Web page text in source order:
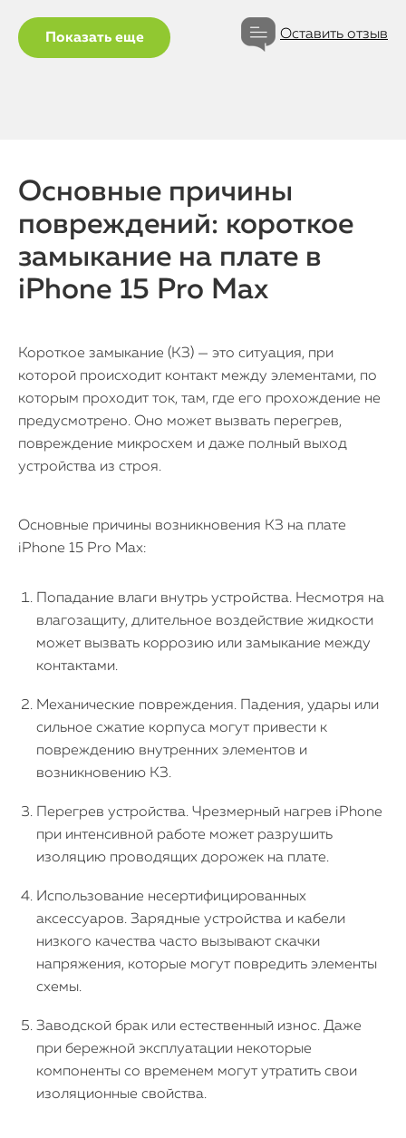
Показать еще Оставить отзыв
Основные причины
повреждений: короткое
замыкание на плате в
iPhone 15 Pro Max
Короткое замыкание (КЗ) — это ситуация, при
которой происходит контакт между элементами, по
которым проходит ток, там, где его прохождение не
предусмотрено. Оно может вызвать перегрев,
повреждение микросхем и даже полный выход
устройства из строя.
Основные причины возникновения КЗ на плате
iPhone 15 Pro Max:
Попадание влаги внутрь устройства. Несмотря на
влагозащиту, длительное воздействие жидкости
может вызвать коррозию или замыкание между
контактами.
Механические повреждения. Падения, удары или
сильное сжатие корпуса могут привести к
повреждению внутренних элементов и
возникновению КЗ.
Перегрев устройства. Чрезмерный нагрев iPhone
при интенсивной работе может разрушить
изоляцию проводящих дорожек на плате.
Использование несертифицированных
аксессуаров. Зарядные устройства и кабели
низкого качества часто вызывают скачки
напряжения, которые могут повредить элементы
схемы.
Заводской брак или естественный износ. Даже
при бережной эксплуатации некоторые
компоненты со временем могут утратить свои
изоляционные свойства.